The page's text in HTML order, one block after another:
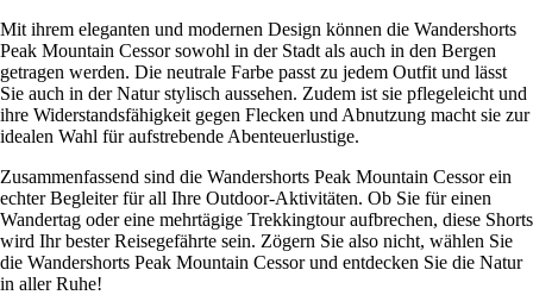
Mit ihrem eleganten und modernen Design können die Wandershorts
Peak Mountain Cessor sowohl in der Stadt als auch in den Bergen
getragen werden. Die neutrale Farbe passt zu jedem Outfit und lässt
Sie auch in der Natur stylisch aussehen. Zudem ist sie pflegeleicht und
ihre Widerstandsfähigkeit gegen Flecken und Abnutzung macht sie zur
idealen Wahl für aufstrebende Abenteuerlustige.
Zusammenfassend sind die Wandershorts Peak Mountain Cessor ein
echter Begleiter für all Ihre Outdoor-Aktivitäten. Ob Sie für einen
Wandertag oder eine mehrtägige Trekkingtour aufbrechen, diese Shorts
wird Ihr bester Reisegefährte sein. Zögern Sie also nicht, wählen Sie
die Wandershorts Peak Mountain Cessor und entdecken Sie die Natur
in aller Ruhe!